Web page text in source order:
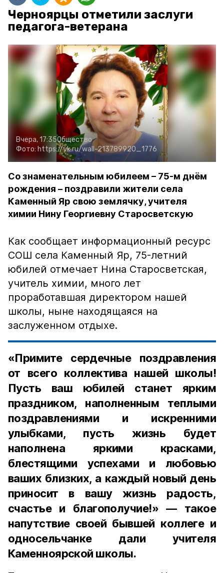
Черноярцы отметили заслуги
педагога-ветерана
Вчера, 17:35Общество
Фото: https://vk.ru/wall-213789920_1776
Со знаменательным юбилеем – 75-м днём
рождения – поздравили жители села
Каменный Яр свою землячку, учителя
химии Нину Георгиевну Старосветскую
Как сообщает информационный ресурс
СОШ села Каменный Яр, 75-летний
юбилей отмечает Нина Старосветская,
учитель химии, много лет
проработавшая директором нашей
школы, ныне находящаяся на
заслуженном отдыхе.
«Примите сердечные поздравления
от всего коллектива нашей школы!
Пусть ваш юбилей станет ярким
праздником, наполненным теплыми
поздравлениями и искренними
улыбками, пусть жизнь будет
наполнена яркими красками,
блестящими успехами и любовью
ваших близких, а каждый новый день
приносит в вашу жизнь радость,
счастье и благополучие!» — такое
напутствие своей бывшей коллеге и
односельчанке дали учителя
Каменноярской школы.